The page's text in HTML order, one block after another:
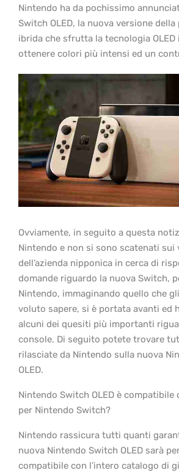
Nintendo ha da pochissimo
Switch OLED, la nuova versione
ibrida che sfrutta la tecnologia OLED
ottenere colori più intensi ed un
Ovviamente, in seguito a questa
Nintendo e non si sono scatenati sui
dell’azienda nipponica in cerca di
domande riguardo la nuova Switch,
Nintendo, immaginando quello che
voluto sapere, si è portata avanti ed
alcuni dei quesiti più importanti
console. Di seguito potete trovare
rilasciate da Nintendo sulla nuova
OLED.
Nintendo Switch OLED è
per Nintendo Switch?
Nintendo rassicura tutti quanti
nuova Nintendo Switch OLED sarà
compatibile con l’intero catalogo di